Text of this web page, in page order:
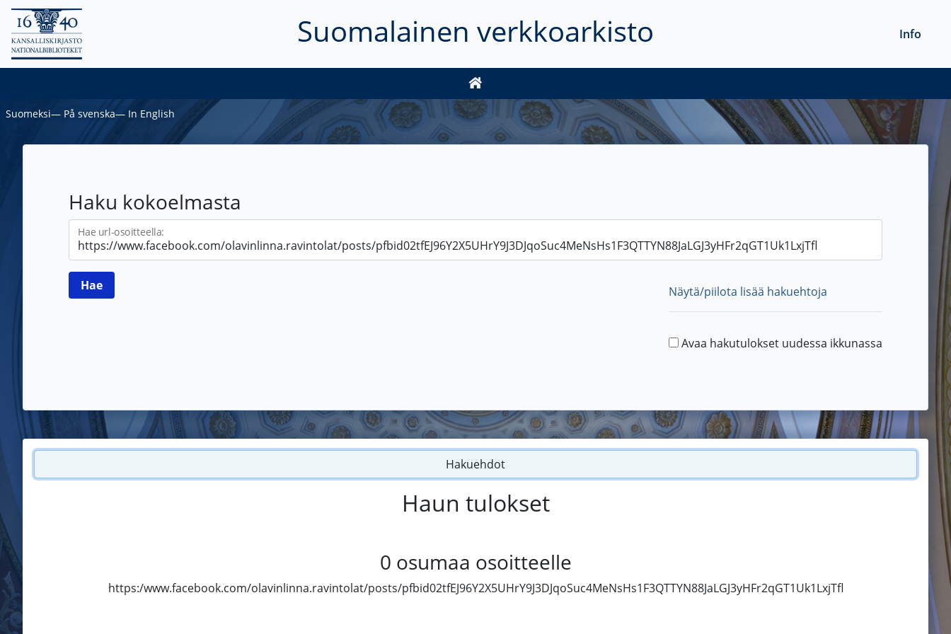
Suomalainen verkkoarkisto Info
Suomeksi― På svenska― In English
Haku kokoelmasta
Hae url-osoitteella:
Näytä/piilota lisää hakuehtoja
Avaa hakutulokset uudessa ikkunassa
Hakuehdot
Haun tulokset
0 osumaa osoitteelle
https:/www.facebook.com/olavinlinna.ravintolat/posts/pfbid02tfEJ96Y2X5UHrY9J3DJqoSuc4MeNsHs1F3QTTYN88JaLGJ3yHFr2qGT1Uk1LxjTfl